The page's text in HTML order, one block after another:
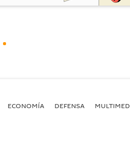
ECONOMÍA DEFENSA